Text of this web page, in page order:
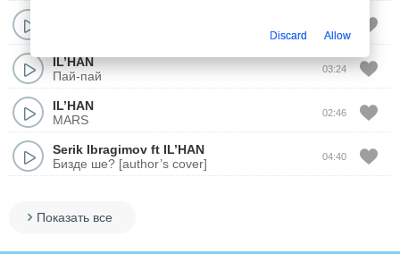
IL’HAN
Пай-пай
03:24
IL’HAN
MARS
02:46
Serik Ibragimov ft IL’HAN
Бизде ше? [author’s cover]
04:40
Показать все
Discard Allow